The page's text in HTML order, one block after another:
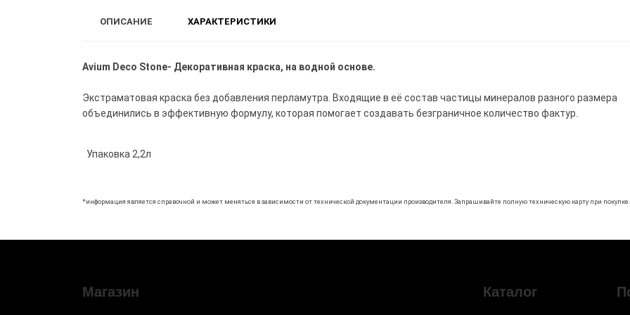
ОПИСАНИЕ ХАРАКТЕРИСТИКИ
Avium Deco Stone- Декоративная краска, на водной основе.
Экстраматовая краска без добавления перламутра. Входящие в её состав частицы минералов разного размера
объединились в эффективную формулу, которая помогает создавать безграничное количество фактур.
Упаковка 2,2л
*информация является справочной и может меняться в зависимости от технической документации производителя. Запрашивайте полную техническую карту при покупке.
Магазин Каталог